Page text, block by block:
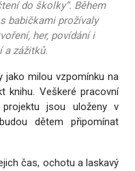
do školky“. Během
babičkami prožívaly
her, povídání i
a zážitků.
jako milou vzpomínku na
knihu. Veškeré pracovní
jsou uloženy v
dětem připomínat
čas, ochotu a laskavý